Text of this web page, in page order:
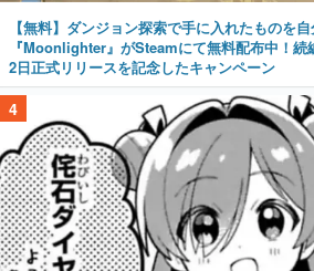
【無料】ダンジョン探索で手に入れたものを
『Moonlighter』がSteamにて無料配布中！
2日正式リリースを記念したキャンペーン
4